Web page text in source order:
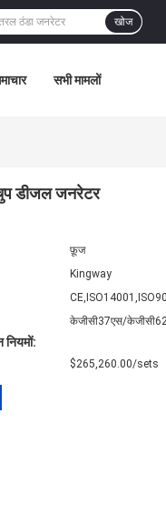
खोज
सभी मामलों
डीजल जनरेटर
फ़ूज
Kingway
केजीसी37एस/
नियमों:
$265,260.00/sets